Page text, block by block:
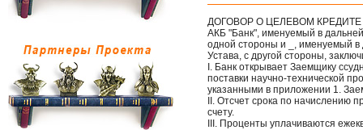
ДОГОВОР О ЦЕЛЕВОМ
АКБ "Банк", именуемый в
одной стороны и _, именуемый
Устава, с другой стороны,
I. Банк открывает Заемщику
поставки научно-технической
указанными в приложении 1.
II. Отсчет срока по начислению
счету.
III. Проценты уплачиваются